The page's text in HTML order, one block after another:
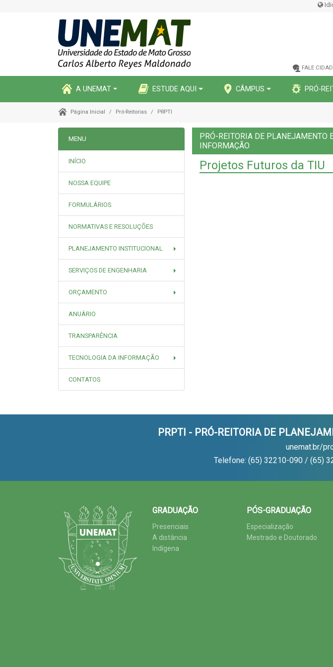
FALE
A UNEMAT ESTUDE AQUI CÂMPUS PRÓ-
Página Inicial Pró-Reitorias PRPTI
MENU
INÍCIO
NOSSA EQUIPE
FORMULÁRIOS
NORMATIVAS E RESOLUÇÕES
PLANEJAMENTO INSTITUCIONAL
SERVIÇOS DE ENGENHARIA
ORÇAMENTO
ANUÁRIO
TRANSPARÊNCIA
TECNOLOGIA DA INFORMAÇÃO
CONTATOS
PRÓ-REITORIA DE PLANEJAMENTO
INFORMAÇÃO
Projetos Futuros da TIU
PRPTI - PRÓ-REITORIA DE
unemat.br/
Telefone: (65) 32210-090 / (65)
GRADUAÇÃO
Presenciais
A distância
Indígena
PÓS-GRADUAÇÃO
Especialização
Mestrado e Doutorado